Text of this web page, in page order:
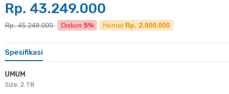
Rp. 43.249.000
Rp. 45.249.000 Diskon 5% Hemat Rp. 2.000.000
Spesifikasi
UMUM
Size: 2 TB